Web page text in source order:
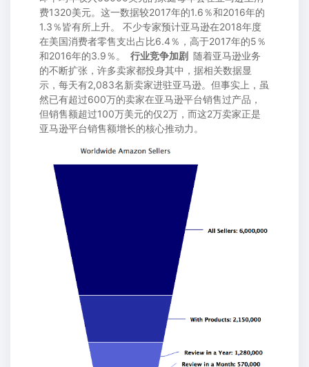
费1320美元。这一数据较2017年的1.6％和2016年的
1.3％皆有所上升。 不少专家预计亚马逊在2018年度
在美国消费者零售支出占比6.4％，高于2017年的5％
和2016年的3.9％。
行业竞争加剧 随着亚马逊业务
的不断扩张，许多卖家都投身其中，据相关数据显
示，每天有2,083名新卖家进驻亚马逊。但事实上，虽
然已有超过600万的卖家在亚马逊平台销售过产品，
但销售额超过100万美元的仅2万，而这2万卖家正是
亚马逊平台销售额增长的核心推动力。